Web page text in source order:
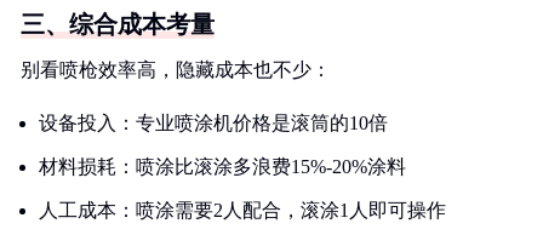
三、综合成本考量
别看喷枪效率高，隐藏成本也不少：
设备投入：专业喷涂机价格是滚筒的10倍
材料损耗：喷涂比滚涂多浪费15%-20%涂料
人工成本：喷涂需要2人配合，滚涂1人即可操作